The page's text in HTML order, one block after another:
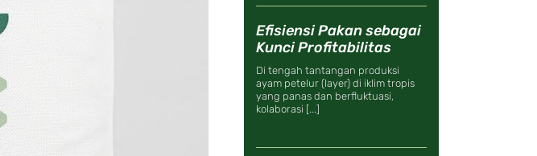
Efisiensi Pakan sebagai
Kunci Profitabilitas
Di tengah tantangan produksi
ayam petelur (layer) di iklim tropis
yang panas dan berfluktuasi,
kolaborasi [...]